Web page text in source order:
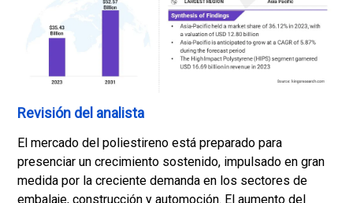
Revisión del analista
El mercado del poliestireno está preparado para
presenciar un crecimiento sostenido, impulsado en gran
medida por la creciente demanda en los sectores de
embalaje, construcción y automoción. El aumento del